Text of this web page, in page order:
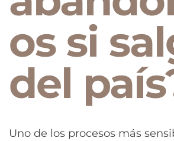
os si
del
Uno de los procesos más